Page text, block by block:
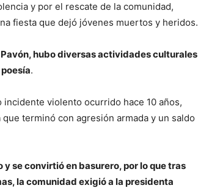
y por el rescate de la comunidad,
fiesta que dejó jóvenes muertos y heridos.
hubo diversas actividades culturales
.
incidente violento ocurrido hace 10 años,
terminó con agresión armada y un saldo
se convirtió en basurero, por lo que tras
la comunidad exigió a la presidenta